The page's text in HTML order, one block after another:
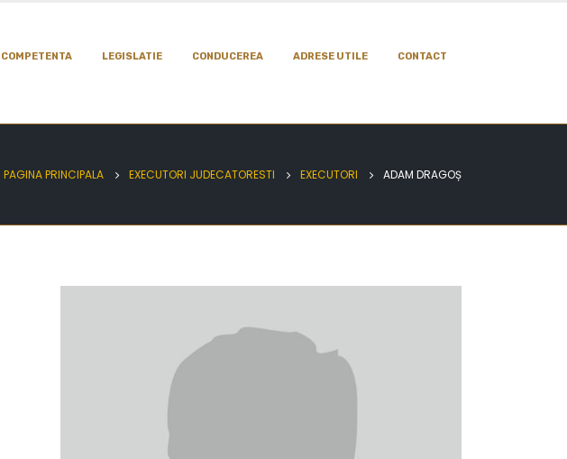
COMPETENTA LEGISLATIE CONDUCEREA ADRESE UTILE CONTACT
PAGINA PRINCIPALA EXECUTORI JUDECATORESTI EXECUTORI ADAM DRAGOȘ